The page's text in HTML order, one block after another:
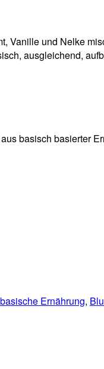
Vanille und Nelke
ausgleichend,
basisch basierter
basische Ernährung,